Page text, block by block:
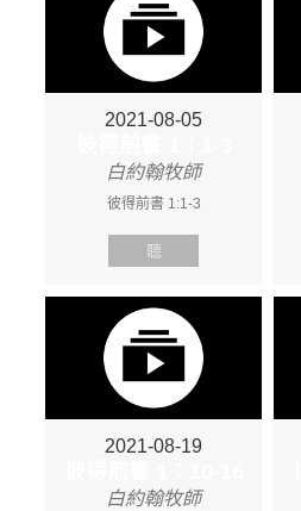
2021-08-05
白約翰牧師
彼得前書 1:1-3
聽
2021-08-19
白約翰牧師